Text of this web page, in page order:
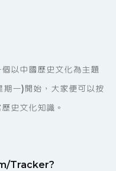
以中國歷史文化為主題
一)開始，大家便可以按
史文化知識。
Tracker?